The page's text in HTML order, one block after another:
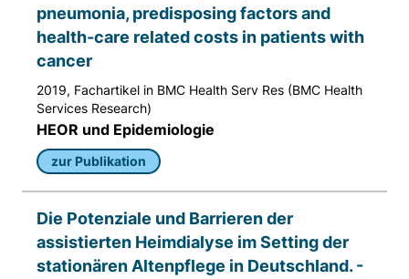
pneumonia, predisposing factors and
health-care related costs in patients with
cancer
2019, Fachartikel in BMC Health Serv Res (BMC Health
Services Research)
HEOR und Epidemiologie
zur Publikation
Die Potenziale und Barrieren der
assistierten Heimdialyse im Setting der
stationären Altenpflege in Deutschland. -